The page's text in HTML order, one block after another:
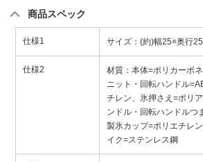
商品スペック
仕様1 サイズ：(約)幅25×奥行
仕様2
材質：本体=ポリカーボ
ニット・回転ハンドル
チレン、氷押さえ=ポリ
ンドル・回転ハンドルつ
製氷カップ=ポリエチレ
イク=ステンレス鋼